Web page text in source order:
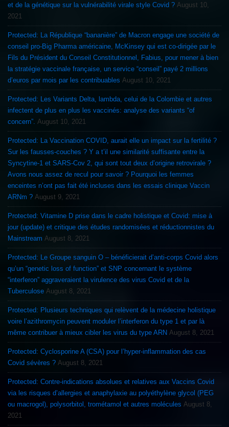
et de la génétique sur la vulnérabilité virale style Covid ? August 10,
2021
Protected: La République “bananière” de Macron engage une société de
conseil pro-Big Pharma américaine, McKinsey qui est co-dirigée par le
Fils du Président du Conseil Constitutionnel, Fabius, pour mener à bien
la stratégie vaccinale française, un service “conseil” payé 2 millions
d’euros par mois par les contribuables August 10, 2021
Protected: Les Variants Delta, lambda, celui de la Colombie et autres
infectent de plus en plus les vaccinés: analyse des variants “of
concern”. August 10, 2021
Protected: La Vaccination COVID, aurait elle un impact sur la fertilité ?
Sur les fausses-couches ? Y a t’il une similarité suffisante entre la
Syncytine-1 et SARS-Cov 2, qui sont tout deux d’origine retrovirale ?
Avons nous assez de recul pour savoir ? Pourquoi les femmes
enceintes n’ont pas fait été incluses dans les essais clinique Vaccin
ARNm ? August 9, 2021
Protected: Vitamine D prise dans le cadre holistique et Covid: mise à
jour (update) et critique des études randomisées et réductionnistes du
Mainstream August 8, 2021
Protected: Le Groupe sanguin O – bénéficierait d’anti-corps Covid alors
qu’un “genetic loss of function” et SNP concernant le système
“interferon” aggraveraient la virulence des virus Covid et de la
Tuberculose August 8, 2021
Protected: Plusieurs techniques qui relèvent de la médecine holistique
voire l’azithromycin peuvent moduler l’interferon du type 1 et par là
même contribuer à mieux cibler les virus du type ARN August 8, 2021
Protected: Cyclosporine A (CSA) pour l’hyper-inflammation des cas
Covid sévères ? August 8, 2021
Protected: Contre-indications absolues et relatives aux Vaccins Covid
via les risques d’allergies et anaphylaxie au polyéthylène glycol (PEG
ou macrogol), polysorbitol, trométamol et autres molécules August 8,
2021